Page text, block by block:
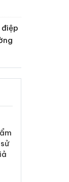
điệp